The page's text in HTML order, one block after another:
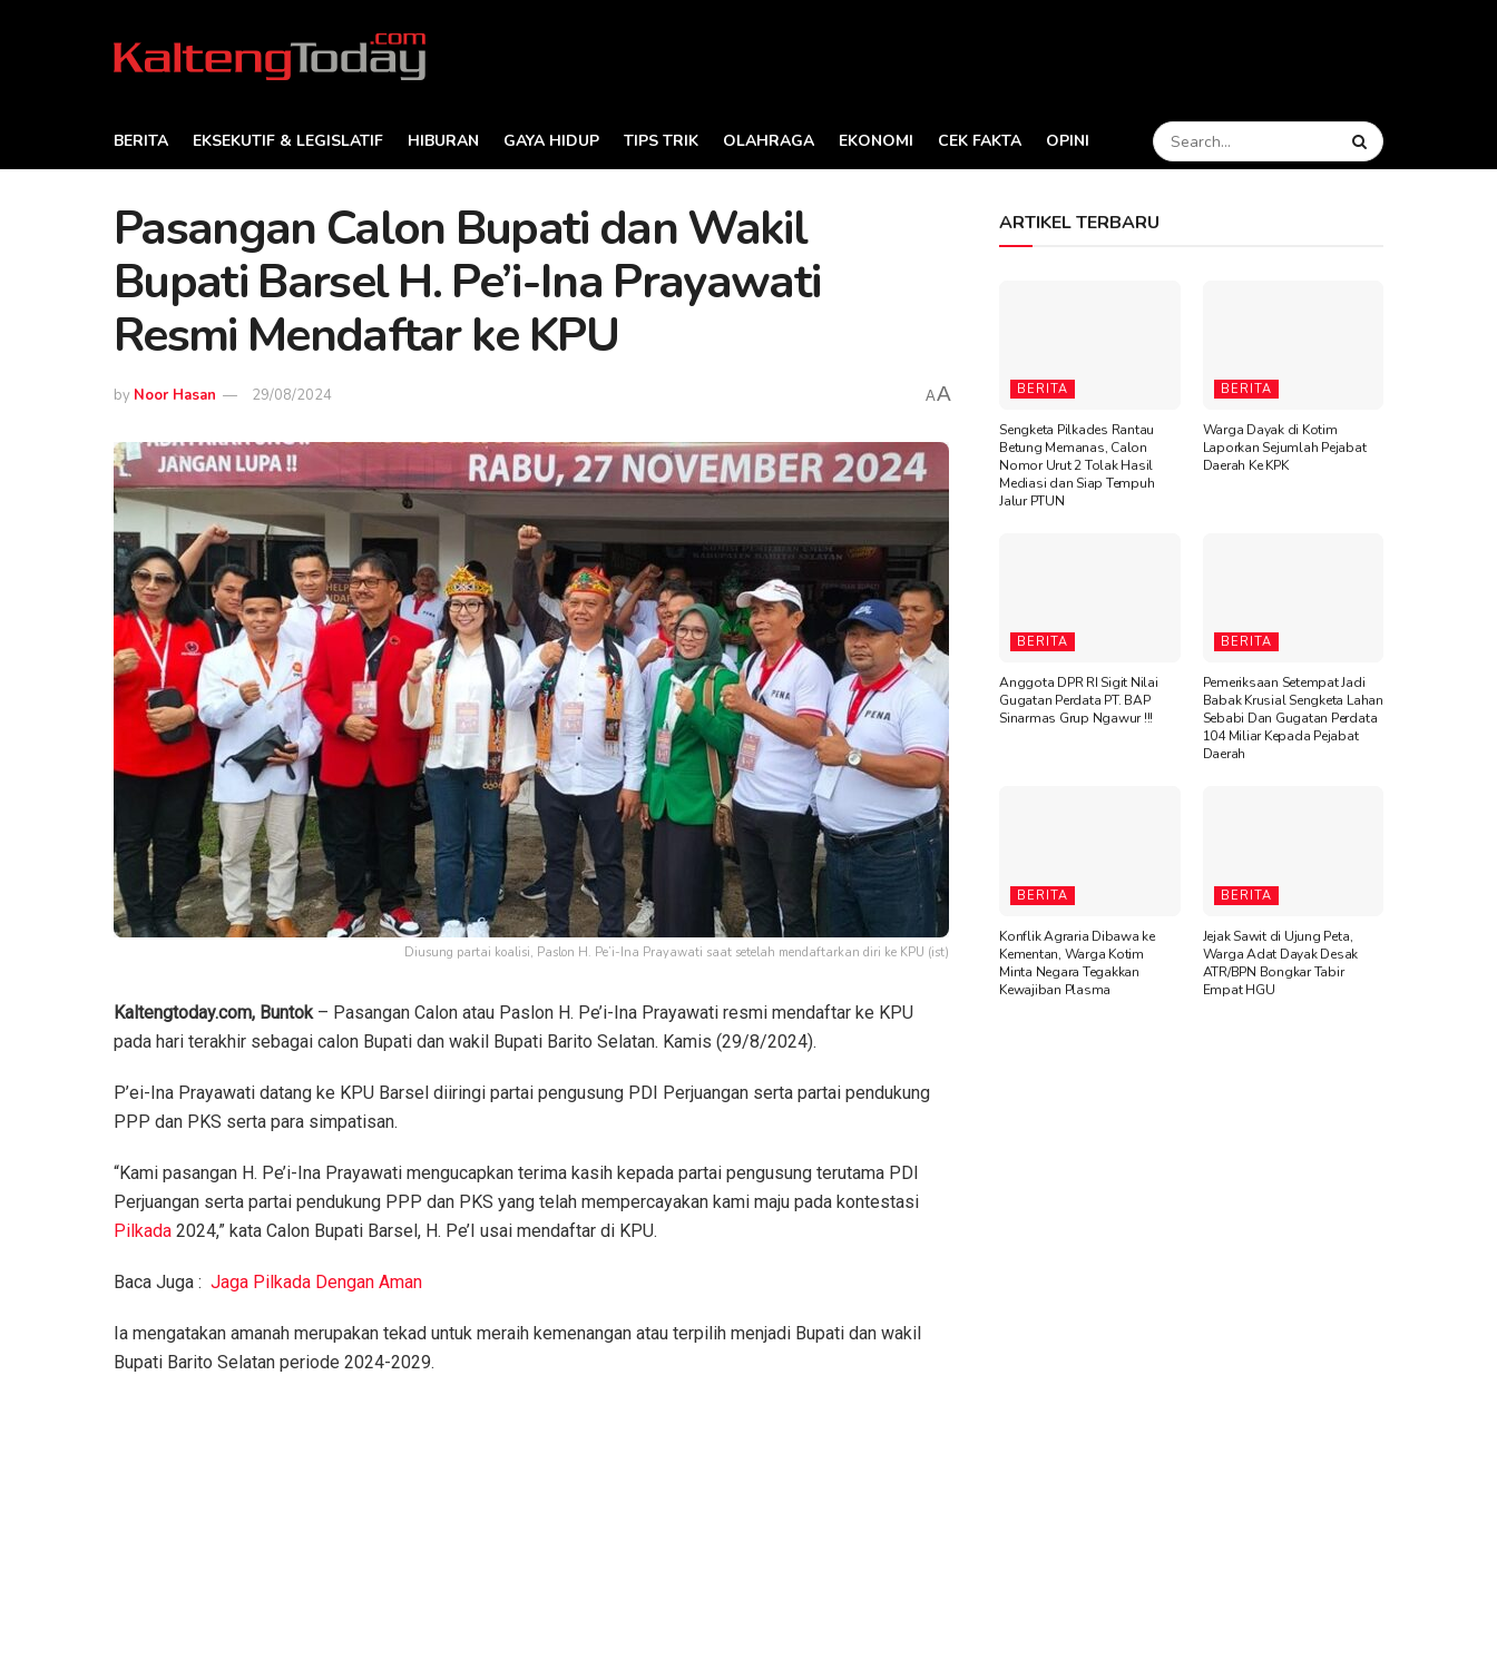
BERITA EKSEKUTIF & LEGISLATIF HIBURAN GAYA HIDUP TIPS TRIK OLAHRAGA EKONOMI CEK FAKTA OPINI
Pasangan Calon Bupati dan Wakil
Bupati Barsel H. Pe’i-Ina Prayawati
Resmi Mendaftar ke KPU
by Noor Hasan 29/08/2024 AA
Diusung partai koalisi, Paslon H. Pe’i-Ina Prayawati saat setelah mendaftarkan diri ke KPU (ist)
Kaltengtoday.com, Buntok – Pasangan Calon atau Paslon H. Pe’i-Ina Prayawati resmi mendaftar ke KPU
pada hari terakhir sebagai calon Bupati dan wakil Bupati Barito Selatan. Kamis (29/8/2024).
P’ei-Ina Prayawati datang ke KPU Barsel diiringi partai pengusung PDI Perjuangan serta partai pendukung
PPP dan PKS serta para simpatisan.
“Kami pasangan H. Pe’i-Ina Prayawati mengucapkan terima kasih kepada partai pengusung terutama PDI
Perjuangan serta partai pendukung PPP dan PKS yang telah mempercayakan kami maju pada kontestasi
Pilkada 2024,” kata Calon Bupati Barsel, H. Pe’I usai mendaftar di KPU.
Baca Juga : Jaga Pilkada Dengan Aman
Ia mengatakan amanah merupakan tekad untuk meraih kemenangan atau terpilih menjadi Bupati dan wakil
Bupati Barito Selatan periode 2024-2029.
ARTIKEL TERBARU
BERITA
Sengketa Pilkades Rantau
Betung Memanas, Calon
Nomor Urut 2 Tolak Hasil
Mediasi dan Siap Tempuh
Jalur PTUN
BERITA
Warga Dayak di Kotim
Laporkan Sejumlah Pejabat
Daerah Ke KPK
BERITA
Anggota DPR RI Sigit Nilai
Gugatan Perdata PT. BAP
Sinarmas Grup Ngawur !!!
BERITA
Pemeriksaan Setempat Jadi
Babak Krusial Sengketa Lahan
Sebabi Dan Gugatan Perdata
104 Miliar Kepada Pejabat
Daerah
BERITA
Konflik Agraria Dibawa ke
Kementan, Warga Kotim
Minta Negara Tegakkan
Kewajiban Plasma
BERITA
Jejak Sawit di Ujung Peta,
Warga Adat Dayak Desak
ATR/BPN Bongkar Tabir
Empat HGU